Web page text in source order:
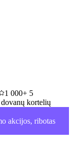
1 000+ 5
kortelių
akcijos, ribotas